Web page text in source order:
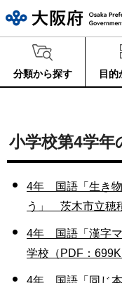
分類から探す 目的
小学校第4学年
4年 国語「生き物
う」 茨木市立穂
4年 国語「漢字
学校（PDF：
4年 国語「同じ本